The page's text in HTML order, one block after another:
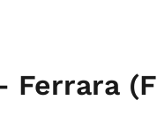
Ferrara